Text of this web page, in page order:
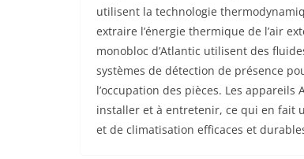
utilisent la technologie
extraire l’énergie thermique de l’air
monobloc d’Atlantic utilisent des
systèmes de détection de présence
l’occupation des pièces. Les
installer et à entretenir, ce qui en fait
et de climatisation efficaces et